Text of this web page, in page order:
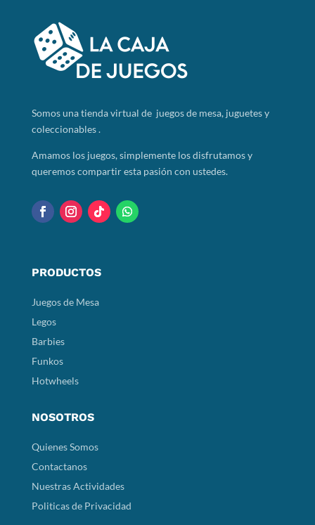
Somosuna tienda virtual de juegos de mesa, juguetes y
coleccionables .
Amamos los juegos, simplemente los disfrutamos y
queremos compartir esta pasión con ustedes.
PRODUCTOS
Juegos de Mesa
Legos
Barbies
Funkos
Hotwheels
NOSOTROS
Quienes Somos
Contactanos
Nuestras Actividades
Politicas de Privacidad